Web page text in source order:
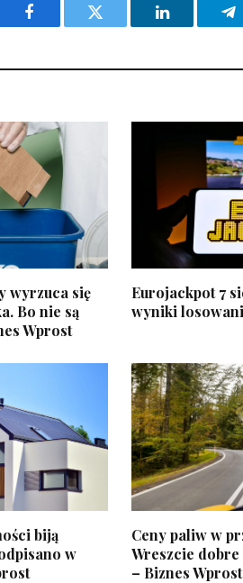
Facebook Twitter LinkedIn
wyrzuca się
Bo nie są
Wprost
Eurojackpot 7
wyniki
biją
w
Ceny paliw w
Wreszcie
– Biznes Wprost